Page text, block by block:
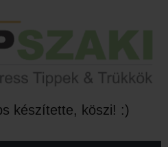
készítette, köszi! :)